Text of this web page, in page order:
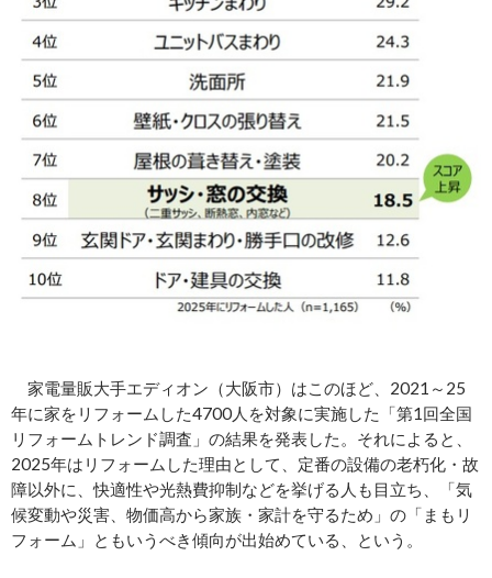
家電量販大手エディオン（大阪市）はこのほど、2021～25
年に家をリフォームした4700人を対象に実施した「第1回全国
リフォームトレンド調査」の結果を発表した。それによると、
2025年はリフォームした理由として、定番の設備の老朽化・故
障以外に、快適性や光熱費抑制などを挙げる人も目立ち、「気
候変動や災害、物価高から家族・家計を守るため」の「まもリ
フォーム」ともいうべき傾向が出始めている、という。